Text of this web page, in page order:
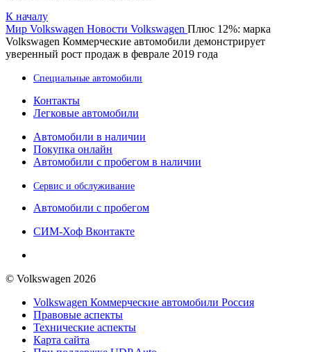
К началу
Мир Volkswagen Новости Volkswagen Плюс 12%: марка
Volkswagen Коммерческие автомобили демонстрирует
уверенный рост продаж в феврале 2019 года
Специальные автомобили
Контакты
Легковые автомобили
Автомобили в наличии
Покупка онлайн
Автомобили с пробегом в наличии
Сервис и обслуживание
Автомобили с пробегом
СИМ-Хоф Вконтакте
© Volkswagen 2026
Volkswagen Коммерческие автомобили Россия
Правовые аспекты
Технические аспекты
Карта сайта